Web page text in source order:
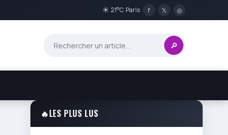
☀ 21°C Paris f 𝕏 ◎
🔎
🔥LES PLUS LUS